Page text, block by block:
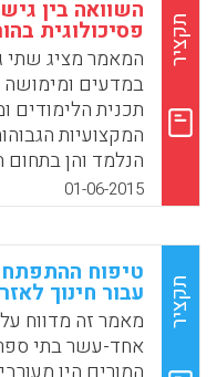
המקבילות להן
משווה בין שני
הסטודנטים,
ועמדותיהם כלפי
עדית ליבנה,
תקציר
השוואה בין
פסיכולוגית
המאמר מציג שתי
במדעים ומימושה
תכנית הלימודים
המקצועיות
הנלמד והן בתחום
את: יעדי
התלמידים ואת
ההתקדמות. על פי
יוצר מעורבות
תכנית הלימודים
לעודד ולדחוף
בגישה זו הלימוד
המבוצעים
01-06-2015
תקציר
טיפוח
עבור חינוך
מאמר זה מדווח
אחד-עשר בתי ספר